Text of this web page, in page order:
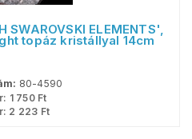
ELEMENTS',
topáz kristállyal 14cm
80-4590
1 750Ft
2 223 Ft